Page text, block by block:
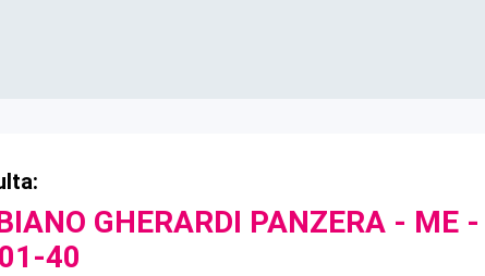
GHERARDI PANZERA - ME -
40